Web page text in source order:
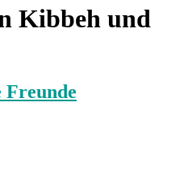
Kibbeh und
Freunde